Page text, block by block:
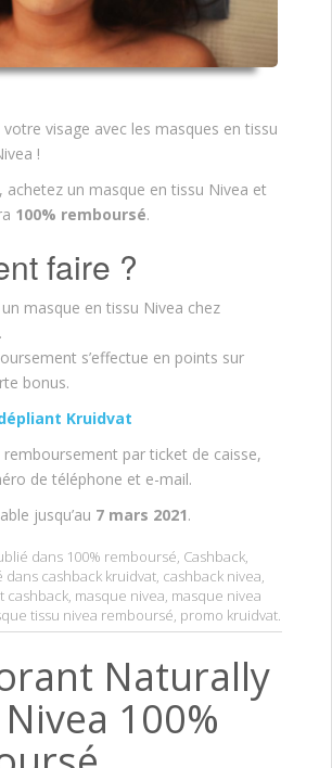
votre visage avec les masques en tissu
!
achetez un masque en tissu Nivea et
100% remboursé.
faire ?
masque en tissu Nivea chez
s’effectue en points sur
bonus.
Kruidvat
remboursement par ticket de caisse,
de téléphone et e-mail.
jusqu’au 7 mars 2021.
dans 100% remboursé, Cashback,
dans cashback kruidvat, cashback nivea,
cashback, masque nivea, masque nivea
tissu nivea remboursé, promo kruidvat.
Naturally
100%